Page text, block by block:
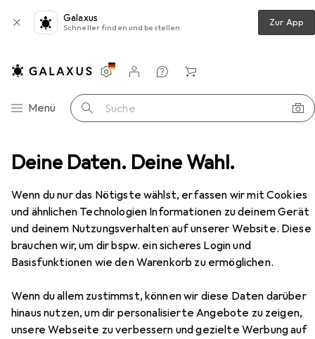
Deine Daten. Deine Wahl.
Wenn du nur das Nötigste wählst, erfassen wir mit Cookies
und ähnlichen Technologien Informationen zu deinem Gerät
und deinem Nutzungsverhalten auf unserer Website. Diese
brauchen wir, um dir bspw. ein sicheres Login und
Basisfunktionen wie den Warenkorb zu ermöglichen.
Wenn du allem zustimmst, können wir diese Daten darüber
hinaus nutzen, um dir personalisierte Angebote zu zeigen,
unsere Webseite zu verbessern und gezielte Werbung auf
Galaxus
Schneller finden und bestellen Zur App
Navigation nach Kategorien
Menü Suche
Einstellungen
Kundenkonto
Vergleichslisten
Merklisten
Warenkorb
Deutsch - Friedrich Dürrenmatt: Der Verdacht
EUR
9,95
Interpretationen Deutsch - Friedrich
Dürrenmatt: Der Verdacht
Deutsch, Friedhelm Klöhr, 2019